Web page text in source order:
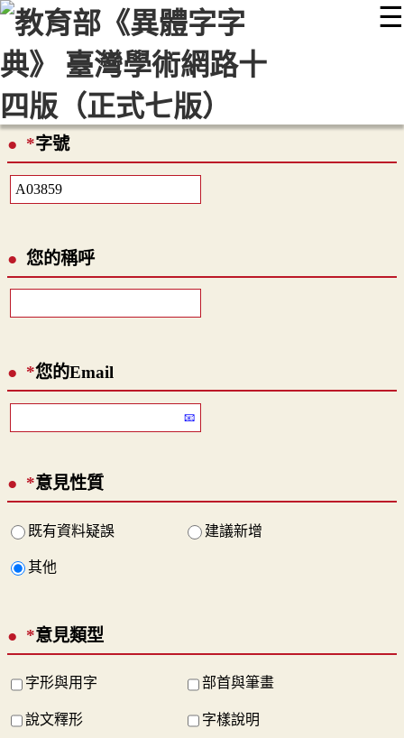
☰
::: 最新消息 常見問題 編輯說明
顯示模式
*字號
您的稱呼
*您的Email
*意見性質
既有資料疑誤 建議新增
其他
*意見類型
字形與用字 部首與筆畫
說文釋形 字樣說明